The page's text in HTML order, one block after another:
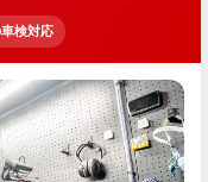
車検対応